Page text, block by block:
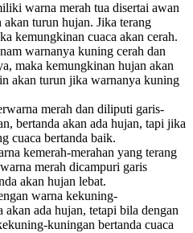
warna merah tua disertai awan
turun hujan. Jika terang
kemungkinan cuaca akan cerah.
warnanya kuning cerah dan
maka kemungkinan hujan akan
akan turun jika warnanya kuning
merah dan diliputi garis-
bertanda akan ada hujan, tapi jika
cuaca bertanda baik.
kemerah-merahan yang terang
merah dicampuri garis
akan hujan lebat.
warna kekuning-
akan ada hujan, tetapi bila dengan
kuningan bertanda cuaca